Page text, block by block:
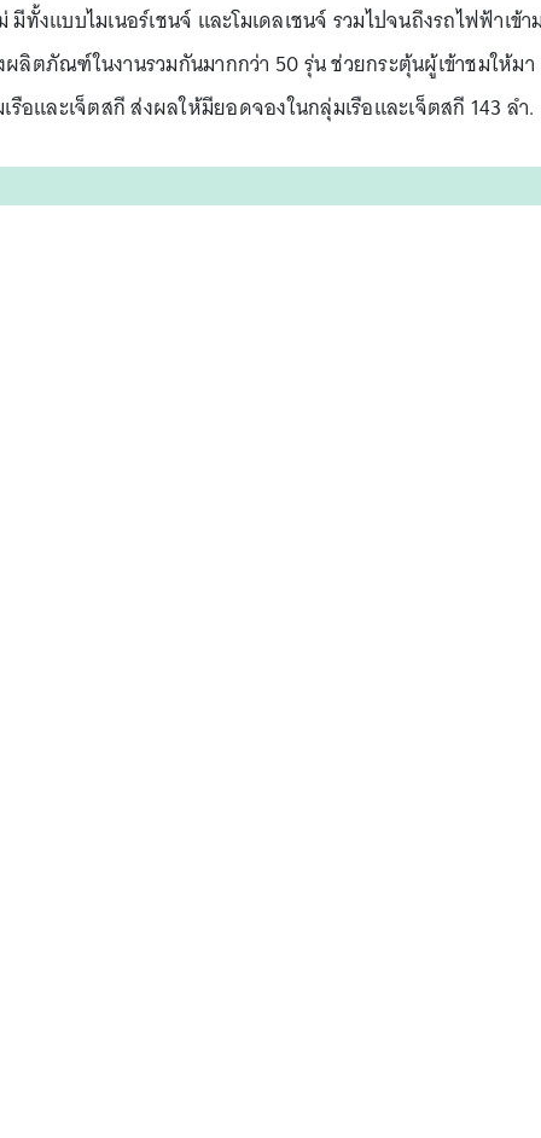
ทั้งแบบไมเนอร์เชนจ์ และโมเดลเชนจ์ รวมไปจนถึงรถไฟฟ้าเข้า
ลิตภัณฑ์ในงานรวมกันมากกว่า 50 รุ่น ช่วยกระตุ้นผู้เข้าชมให้มา
อและเจ็ตสกี ส่งผลให้มียอดจองในกลุ่มเรือและเจ็ตสกี 143 ลำ.